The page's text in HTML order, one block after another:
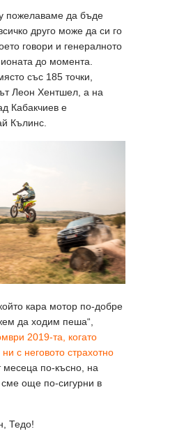
пожелаваме да бъде
друго може да си го
говори и генералното
до момента.
със 185 точки,
Леон Хентшел, а на
Кабакчиев е
Кълинс.
кара мотор по-добре
да ходим пеша“,
2019-та, когато
с неговото страхотно
месеца по-късно, на
още по-сигурни в
Тедо!